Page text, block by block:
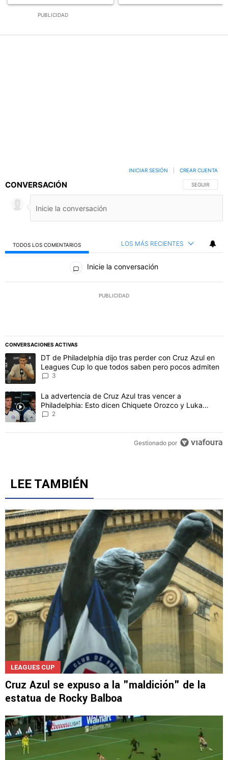
PUBLICIDAD
CONVERSACIÓN SIGA ESTA
SEGUIR
INICIAR SESIÓN CREAR CUENTA
TODOS LOS COMENTARIOS LOS MÁS RECIENTES
Todos los comentarios
Inicie la conversación
PUBLICIDAD
CONVERSACIONES ACTIVAS
Este listado muestra los artículos con más comentarios en los
Un artículo de tendencia con el título "DT de Philadelphia dijo
DT de Philadelphia dijo tras perder con Cruz Azul en
Leagues Cup lo que todos saben pero pocos admiten
3
Un artículo de tendencia con el título "La advertencia de Cruz
La advertencia de Cruz Azul tras vencer a
Philadelphia: Esto dicen Chiquete Orozco y Luka
Romero
2
Gestionado por
LEE TAMBIÉN
LEAGUES CUP
Cruz Azul se expuso a la "maldición" de la
estatua de Rocky Balboa